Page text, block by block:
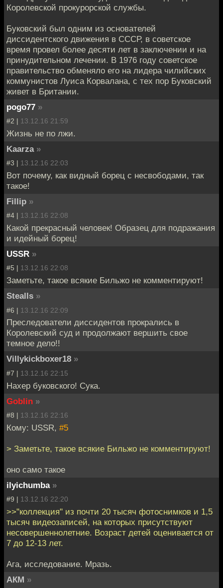
Королевской прокурорской службы.
Буковский был одним из основателей
диссидентского движения в СССР, в советское
время провел более десяти лет в заключении и на
принудительном лечении. В 1976 году советское
правительство обменяло его на лидера чилийских
коммунистов Луиса Корвалана, с тех пор Буковский
живет в Британии.
pogo77 »
#2 | 13.12.16 21:59
Жизнь не по лжи.
Kaarza »
#3 | 13.12.16 22:03
Вот почему, как видный борец с несвободами, так
такое!
Fillip »
#4 | 13.12.16 22:08
Какой прекрасный человек! Образец для подражания
и идейный борец!
USSR »
#5 | 13.12.16 22:08
Заметьте, такое всякие Бильжо не комментируют!
Stealls »
#6 | 13.12.16 22:09
Преследователи диссидентов прокрались в
Королевский суд и продолжают вершить свое
темное дело!!
Villykickboxer18 »
#7 | 13.12.16 22:15
Нахер буковского! Сука.
Goblin »
#8 | 13.12.16 22:16
Кому: USSR, #5
> Заметьте, такое всякие Бильжо не комментируют!
оно само такое
ilyichumba »
#9 | 13.12.16 22:20
>>"коллекция" из почти 20 тысяч фотоснимков и 1,5
тысяч видеозаписей, на которых присутствуют
несовершеннолетние. Возраст детей оценивается от
7 до 12-13 лет.
Ага, исследование. Мразь.
АКМ »